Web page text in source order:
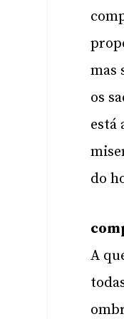
mas
os
está
do
A